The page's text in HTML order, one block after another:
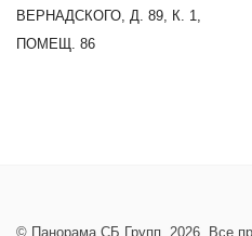
ВЕРНАДСКОГО, Д. 89, К. 1,
ПОМЕЩ. 86
© Панорама СБ Групп, 2026. Все